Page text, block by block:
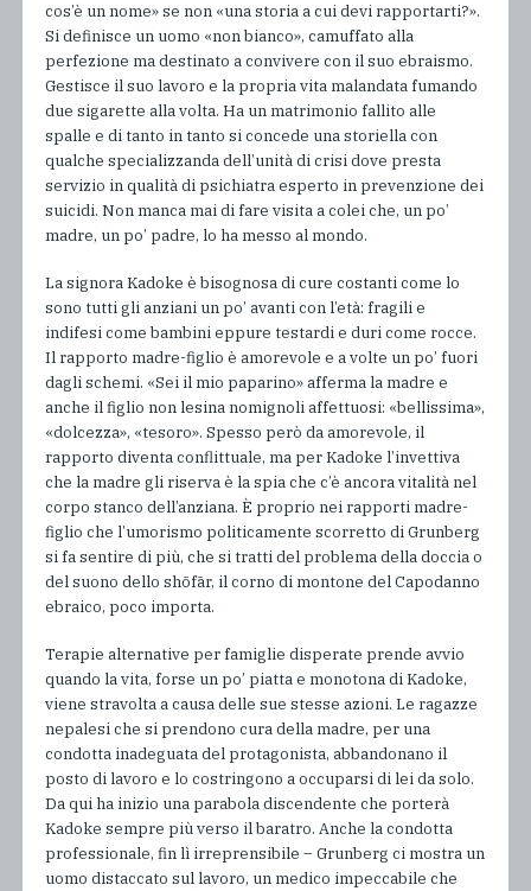
cos’è un nome» se non «una storia a cui devi rapportarti?».
Si definisce un uomo «non bianco», camuffato alla
perfezione ma destinato a convivere con il suo ebraismo.
Gestisce il suo lavoro e la propria vita malandata fumando
due sigarette alla volta. Ha un matrimonio fallito alle
spalle e di tanto in tanto si concede una storiella con
qualche specializzanda dell’unità di crisi dove presta
servizio in qualità di psichiatra esperto in prevenzione dei
suicidi. Non manca mai di fare visita a colei che, un po’
madre, un po’ padre, lo ha messo al mondo.
La signora Kadoke è bisognosa di cure costanti come lo
sono tutti gli anziani un po’ avanti con l’età: fragili e
indifesi come bambini eppure testardi e duri come rocce.
Il rapporto madre-figlio è amorevole e a volte un po’ fuori
dagli schemi. «Sei il mio paparino» afferma la madre e
anche il figlio non lesina nomignoli affettuosi: «bellissima»,
«dolcezza», «tesoro». Spesso però da amorevole, il
rapporto diventa conflittuale, ma per Kadoke l’invettiva
che la madre gli riserva è la spia che c’è ancora vitalità nel
corpo stanco dell’anziana. È proprio nei rapporti madre-
figlio che l’umorismo politicamente scorretto di Grunberg
si fa sentire di più, che si tratti del problema della doccia o
del suono dello shōfār, il corno di montone del Capodanno
ebraico, poco importa.
Terapie alternative per famiglie disperate prende avvio
quando la vita, forse un po’ piatta e monotona di Kadoke,
viene stravolta a causa delle sue stesse azioni. Le ragazze
nepalesi che si prendono cura della madre, per una
condotta inadeguata del protagonista, abbandonano il
posto di lavoro e lo costringono a occuparsi di lei da solo.
Da qui ha inizio una parabola discendente che porterà
Kadoke sempre più verso il baratro. Anche la condotta
professionale, fin lì irreprensibile – Grunberg ci mostra un
uomo distaccato sul lavoro, un medico impeccabile che